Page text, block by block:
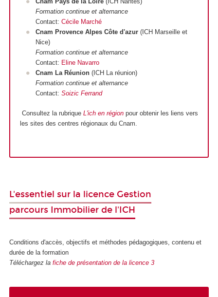
Formation continue et alternance
Contact: Cécile Marché
Cnam Provence Alpes Côte d'azur (ICH Marseille et
Nice)
Formation continue et alternance
Contact: Eline Navarro
Cnam La Réunion (ICH La réunion)
Formation continue et alternance
Contact: Soizic Ferrand
Consultez la rubrique L'ich en région pour obtenir les liens vers
les sites des centres régionaux du Cnam.
L'essentiel sur la licence Gestion
parcours Immobilier de l'ICH
Conditions d'accès, objectifs et méthodes pédagogiques, contenu et
durée de la formation
Téléchargez la fiche de présentation de la licence 3